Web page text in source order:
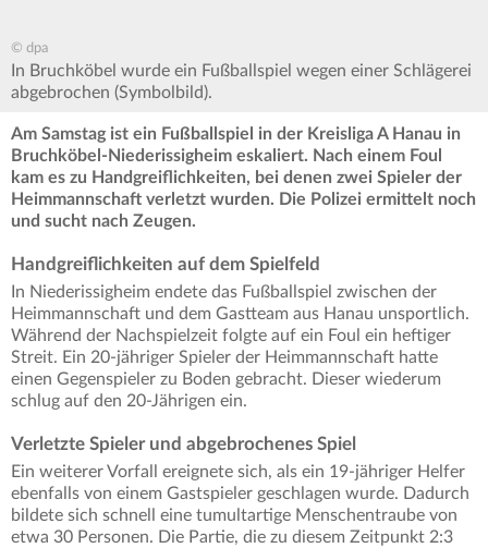
© dpa
In Bruchköbel wurde ein Fußballspiel wegen einer Schlägerei
abgebrochen (Symbolbild).
Am Samstag ist ein Fußballspiel in der Kreisliga A Hanau in
Bruchköbel-Niederissigheim eskaliert. Nach einem Foul
kam es zu Handgreiflichkeiten, bei denen zwei Spieler der
Heimmannschaft verletzt wurden. Die Polizei ermittelt noch
und sucht nach Zeugen.
Handgreiflichkeiten auf dem Spielfeld
In Niederissigheim endete das Fußballspiel zwischen der
Heimmannschaft und dem Gastteam aus Hanau unsportlich.
Während der Nachspielzeit folgte auf ein Foul ein heftiger
Streit. Ein 20-jähriger Spieler der Heimmannschaft hatte
einen Gegenspieler zu Boden gebracht. Dieser wiederum
schlug auf den 20-Jährigen ein.
Verletzte Spieler und abgebrochenes Spiel
Ein weiterer Vorfall ereignete sich, als ein 19-jähriger Helfer
ebenfalls von einem Gastspieler geschlagen wurde. Dadurch
bildete sich schnell eine tumultartige Menschentraube von
etwa 30 Personen. Die Partie, die zu diesem Zeitpunkt 2:3